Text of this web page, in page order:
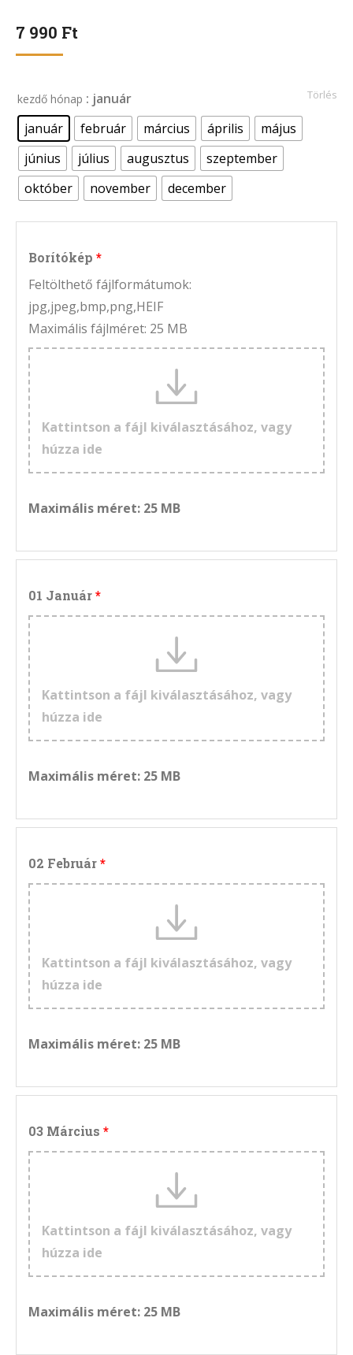
7 990 Ft
kezdő hónap : január
január
február március április
május
június
július augusztus
szeptember
október
november december
Törlés
Borítókép
Feltölthető fájlformátumok:
jpg,jpeg,bmp,png,HEIF
Maximális fájlméret: 25 MB
Kattintson a fájl kiválasztásához, vagy
húzza ide
Maximális méret: 25 MB
01 Január
Kattintson a fájl kiválasztásához, vagy
húzza ide
Maximális méret: 25 MB
02 Február
Kattintson a fájl kiválasztásához, vagy
húzza ide
Maximális méret: 25 MB
03 Március
Kattintson a fájl kiválasztásához, vagy
húzza ide
Maximális méret: 25 MB